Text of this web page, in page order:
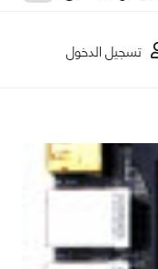
تسجيل الدخول